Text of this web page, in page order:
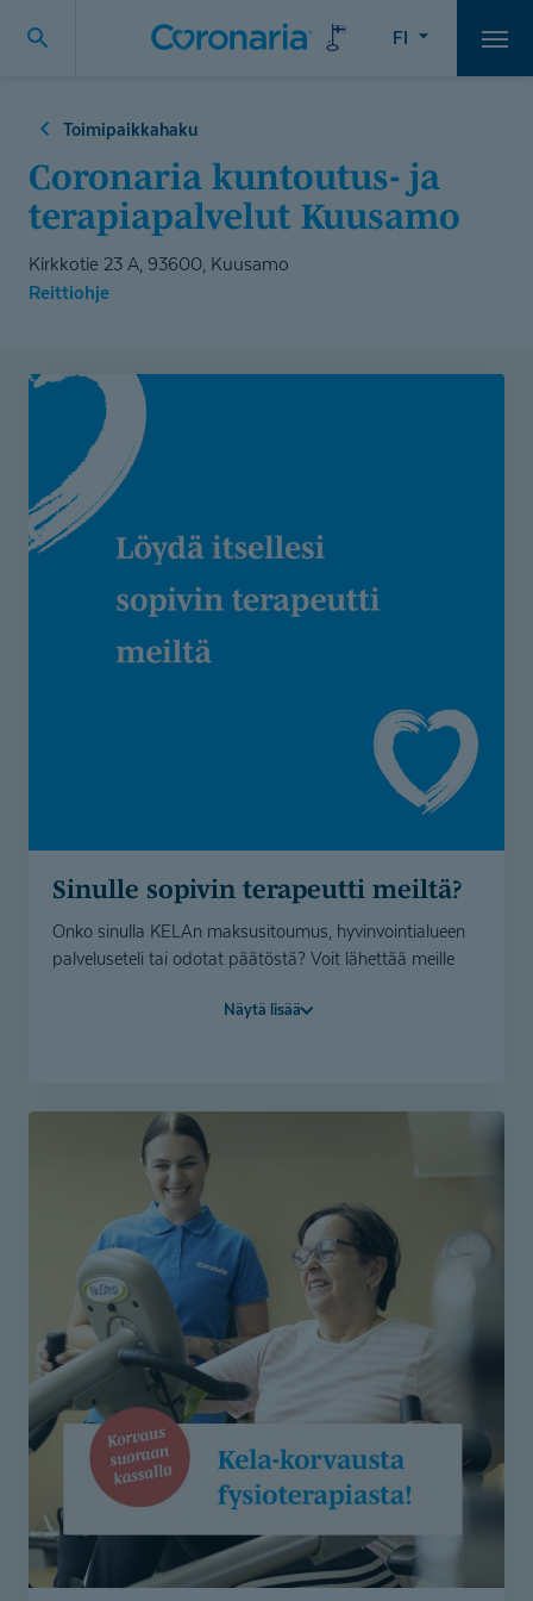
FI
Toimipaikkahaku
Coronaria kuntoutus- ja
terapiapalvelut Kuusamo
Kirkkotie 23 A, 93600, Kuusamo
Reittiohje
Sinulle sopivin terapeutti meiltä?
Onko sinulla KELAn maksusitoumus, hyvinvointialueen
palveluseteli tai odotat päätöstä? Voit lähettää meille
sopivan terapeutin valmiiksi.
varattavissa soittamalla asiakaspalveluumme 010 525
8801 tai lähettämällä yhteydenottolomake.
Lähetä lomake - etsimme sinulle sopivan
toimintaterapeutin
Lähetä lomake - etsimme sinulle sopivan
puheterapeutin
Lähetä lomake - etsimme sinulle sopivan
fysioterapeutin
Varaa aika fysioterapiaan
Näytä lisää